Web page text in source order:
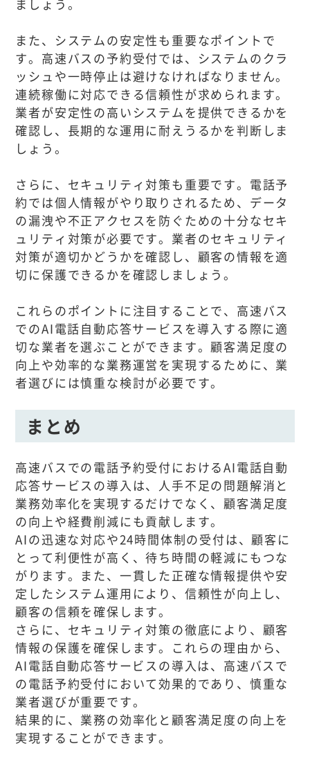
ましょう。
また、システムの安定性も重要なポイントで
す。高速バスの予約受付では、システムのクラ
ッシュや一時停止は避けなければなりません。
連続稼働に対応できる信頼性が求められます。
業者が安定性の高いシステムを提供できるかを
確認し、長期的な運用に耐えうるかを判断しま
しょう。
さらに、セキュリティ対策も重要です。電話予
約では個人情報がやり取りされるため、データ
の漏洩や不正アクセスを防ぐための十分なセキ
ュリティ対策が必要です。業者のセキュリティ
対策が適切かどうかを確認し、顧客の情報を適
切に保護できるかを確認しましょう。
これらのポイントに注目することで、高速バス
でのAI電話自動応答サービスを導入する際に適
切な業者を選ぶことができます。顧客満足度の
向上や効率的な業務運営を実現するために、業
者選びには慎重な検討が必要です。
まとめ
高速バスでの電話予約受付におけるAI電話自動
応答サービスの導入は、人手不足の問題解消と
業務効率化を実現するだけでなく、顧客満足度
の向上や経費削減にも貢献します。
AIの迅速な対応や24時間体制の受付は、顧客に
とって利便性が高く、待ち時間の軽減にもつな
がります。また、一貫した正確な情報提供や安
定したシステム運用により、信頼性が向上し、
顧客の信頼を確保します。
さらに、セキュリティ対策の徹底により、顧客
情報の保護を確保します。これらの理由から、
AI電話自動応答サービスの導入は、高速バスで
の電話予約受付において効果的であり、慎重な
業者選びが重要です。
結果的に、業務の効率化と顧客満足度の向上を
実現することができます。